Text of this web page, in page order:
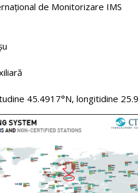
de Monitorizare IMS
45.4917°N, longitidine